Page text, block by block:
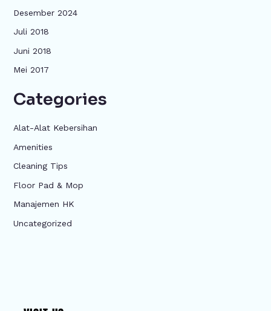
Desember 2024
Juli 2018
Juni 2018
Mei 2017
Categories
Alat-Alat Kebersihan
Amenities
Cleaning Tips
Floor Pad & Mop
Manajemen HK
Uncategorized